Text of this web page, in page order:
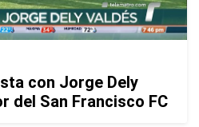
con Jorge Dely
del San Francisco FC